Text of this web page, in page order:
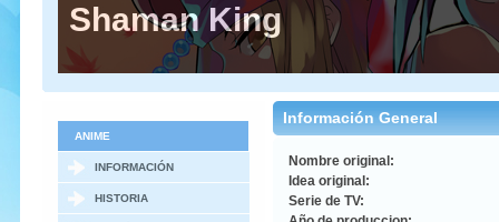
Shaman King
ANIME
INFORMACIÓN
GENERAL
HISTORIA
Información General
Nombre original:
Idea original:
Serie de TV: